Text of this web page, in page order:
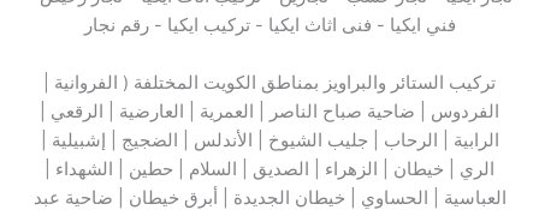
تركيب الستائر والبراويز بمناطق الكويت المختلفة ( الفروانية |
الفردوس | ضاحية صباح الناصر | العمرية | العارضية | الرقعي |
الرابية | الرحاب | جليب الشيوخ | الأندلس | الضجيج | إشبيلية |
الري | خيطان | الزهراء | الصديق | السلام | حطين | الشهداء |
العباسية | الحساوي | خيطان الجديدة | أبرق خيطان | ضاحية عبد